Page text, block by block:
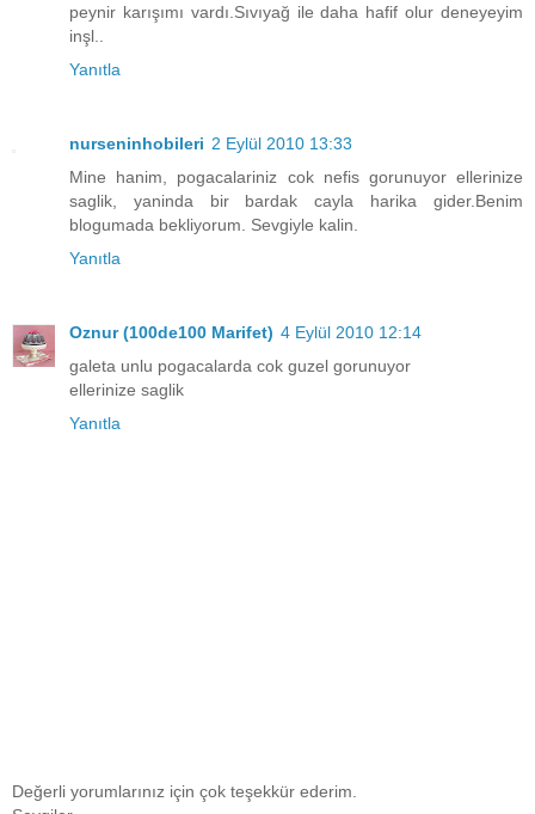
peynir karışımı vardı.Sıvıyağ ile daha hafif olur deneyeyim
inşl..
Yanıtla
nurseninhobileri 2 Eylül 2010 13:33
Mine hanim, pogacalariniz cok nefis gorunuyor ellerinize
saglik, yaninda bir bardak cayla harika gider.Benim
blogumada bekliyorum. Sevgiyle kalin.
Yanıtla
Oznur (100de100 Marifet) 4 Eylül 2010 12:14
galeta unlu pogacalarda cok guzel gorunuyor
ellerinize saglik
Yanıtla
Değerli yorumlarınız için çok teşekkür ederim.